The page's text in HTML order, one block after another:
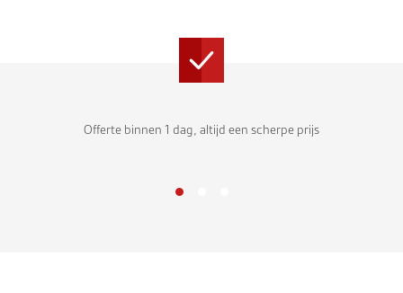
Offerte binnen 1 dag, altijd een scherpe prijs